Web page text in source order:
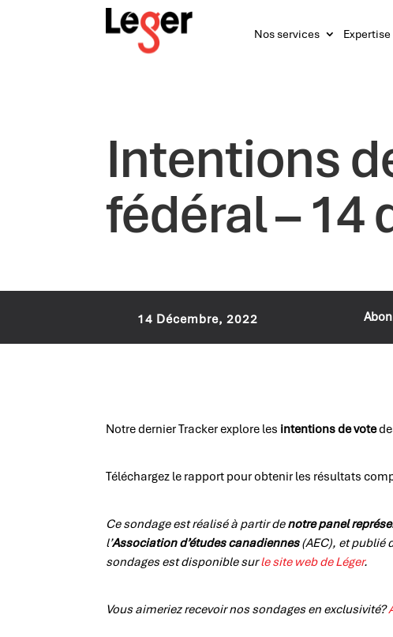
Nos services
Intentions
fédéral – 14
14 Décembre, 2022
Notre dernier Tracker explore les intentions de vote
Téléchargez le rapport pour obtenir les résultats
Ce sondage est réalisé à partir denotre panel
l’Association d’études canadiennes(AEC), et publié
sondages est disponible surle site web de Léger.
Vous aimeriez recevoir nos sondages en exclusivité?